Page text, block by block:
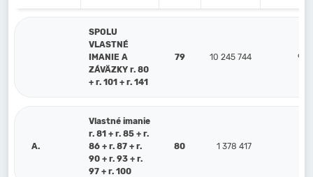
SPOLU
VLASTNÉ
IMANIE A
ZÁVÄZKY r. 80
+ r. 101 + r. 141
79 10 245 744 9
A.
Vlastné imanie
r. 81 + r. 85 + r.
86 + r. 87 + r.
90 + r. 93 + r.
97 + r. 100
80 1 378 417